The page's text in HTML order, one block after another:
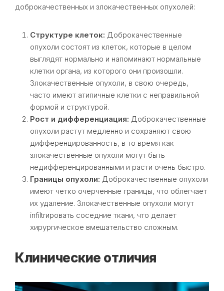
доброкачественных и злокачественных опухолей:
Структуре клеток: Доброкачественные
опухоли состоят из клеток, которые в целом
выглядят нормально и напоминают нормальные
клетки органа, из которого они произошли.
Злокачественные опухоли, в свою очередь,
часто имеют атипичные клетки с неправильной
формой и структурой.
Рост и дифференциация: Доброкачественные
опухоли растут медленно и сохраняют свою
дифференцированность, в то время как
злокачественные опухоли могут быть
недифференцированными и расти очень быстро.
Границы опухоли: Доброкачественные опухоли
имеют четко очерченные границы, что облегчает
их удаление. Злокачественные опухоли могут
infiltrировать соседние ткани, что делает
хирургическое вмешательство сложным.
Клинические отличия